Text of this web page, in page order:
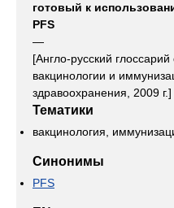
готовый к
PFS
—
[Англо-русский
вакцинологии и
здравоохранения, 2009 г.]
Тематики
вакцинология,
Синонимы
PFS